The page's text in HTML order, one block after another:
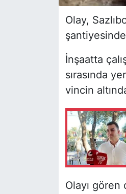
Olay,
İnşaatta
sırasında
vincin
Olayı